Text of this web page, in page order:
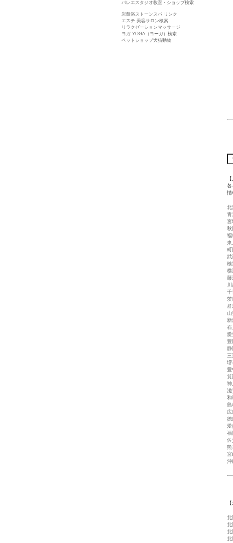
各
情
北
青
宮
秋
福
東
町
武
検
横
藤
千
茨
群
山
新
石
愛
静
堺
箕
神
滋
和
島
徳
愛
福
佐
熊
宮
沖
北
北
北
北
バレエスタジオ教室・ショップ検索
岩盤浴ストーンスパ リンク
エステ 美容サロン検索
リラクゼーションマッサージ
ヨガ YOGA（ヨーガ）検索
ペットショップ犬猫動物